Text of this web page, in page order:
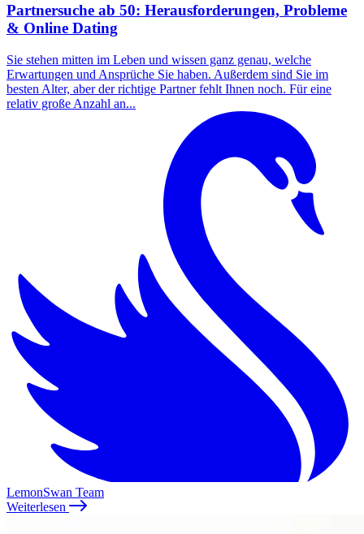
Partnersuche ab 50: Herausforderungen, Probleme
& Online Dating
Sie stehen mitten im Leben und wissen ganz genau, welche
Erwartungen und Ansprüche Sie haben. Außerdem sind Sie im
besten Alter, aber der richtige Partner fehlt Ihnen noch. Für eine
relativ große Anzahl an...
LemonSwan Team
Weiterlesen